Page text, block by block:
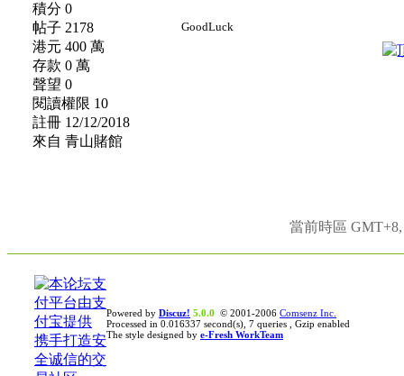
積分 0
帖子 2178
港元 400 萬
存款 0 萬
聲望 0
閱讀權限 10
註冊 12/12/2018
來自 青山賭館
GoodLuck
當前時區
Powered by Discuz! 5.0.0 © 2001-2006 Comsenz Inc.
Processed in 0.016337 second(s), 7 queries , Gzip enabled
The style designed by e-Fresh WorkTeam